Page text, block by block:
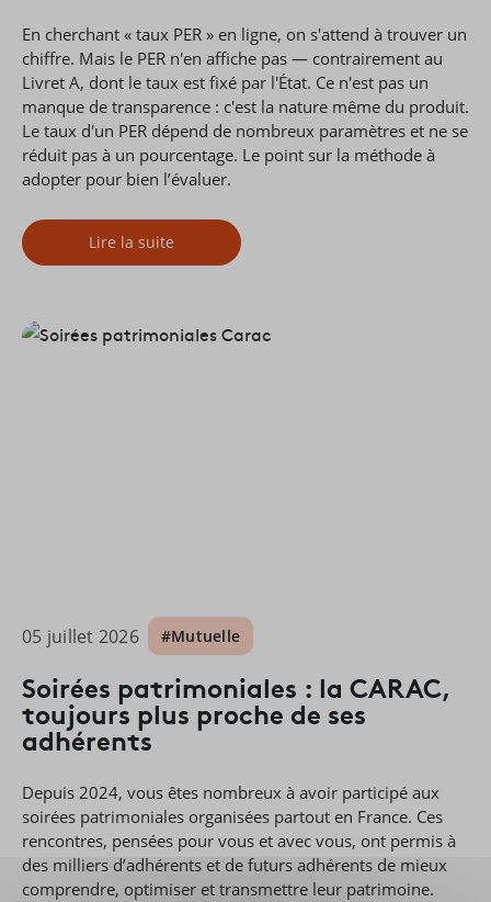
En cherchant « taux PER » en ligne, on s'attend à trouver un
chiffre. Mais le PER n'en affiche pas — contrairement au
Livret A, dont le taux est fixé par l'État. Ce n'est pas un
manque de transparence : c'est la nature même du produit.
Le taux d'un PER dépend de nombreux paramètres et ne se
réduit pas à un pourcentage. Le point sur la méthode à
adopter pour bien l’évaluer.
Lire la suite
05 juillet 2026 #Mutuelle
Soirées patrimoniales : la CARAC,
toujours plus proche de ses
adhérents
Depuis 2024, vous êtes nombreux à avoir participé aux
soirées patrimoniales organisées partout en France. Ces
rencontres, pensées pour vous et avec vous, ont permis à
des milliers d’adhérents et de futurs adhérents de mieux
comprendre, optimiser et transmettre leur patrimoine.